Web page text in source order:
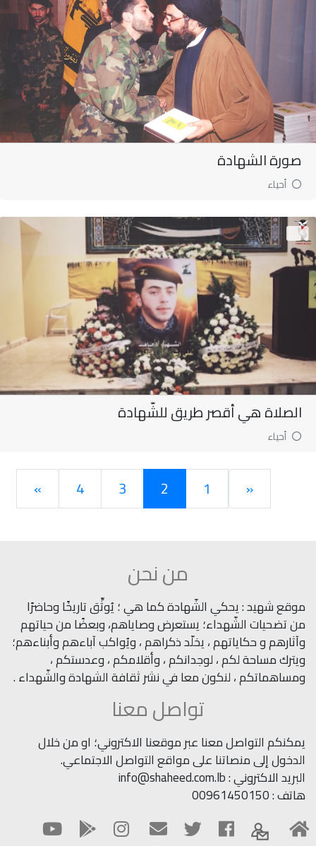
صورة الشهادة
أحياء
الصلاة هي أقصر طريق للشّهادة
أحياء
من نحن
موقع شهيد : يحكي الشّهادة كما هي ؛ يُوثِّق تاريخًا وحاضرًا
من تضحيات الشّهداء؛ يستعرض وصاياهم، وبعضًا من حياتهم
وآثارهم و حكاياتهم ، يخلّد ذكراهم ، ويُواكب آباءهم وأبناءهم؛
ويترك مساحة لكم ، لوجدانكم ، وأقلامكم ، وعدستكم ،
ومساهماتكم ، لنكون معا في نشر ثقافة الشهادة والشّهداء .
تواصل معنا
يمكنكم التواصل معنا عبر موقعنا الاكتروني؛ او من خلال
الدخول إلى منصاتنا على مواقع التواصل الاجتماعي.
البريد الاكتروني : info@shaheed.com.lb
هاتف : 00961450150